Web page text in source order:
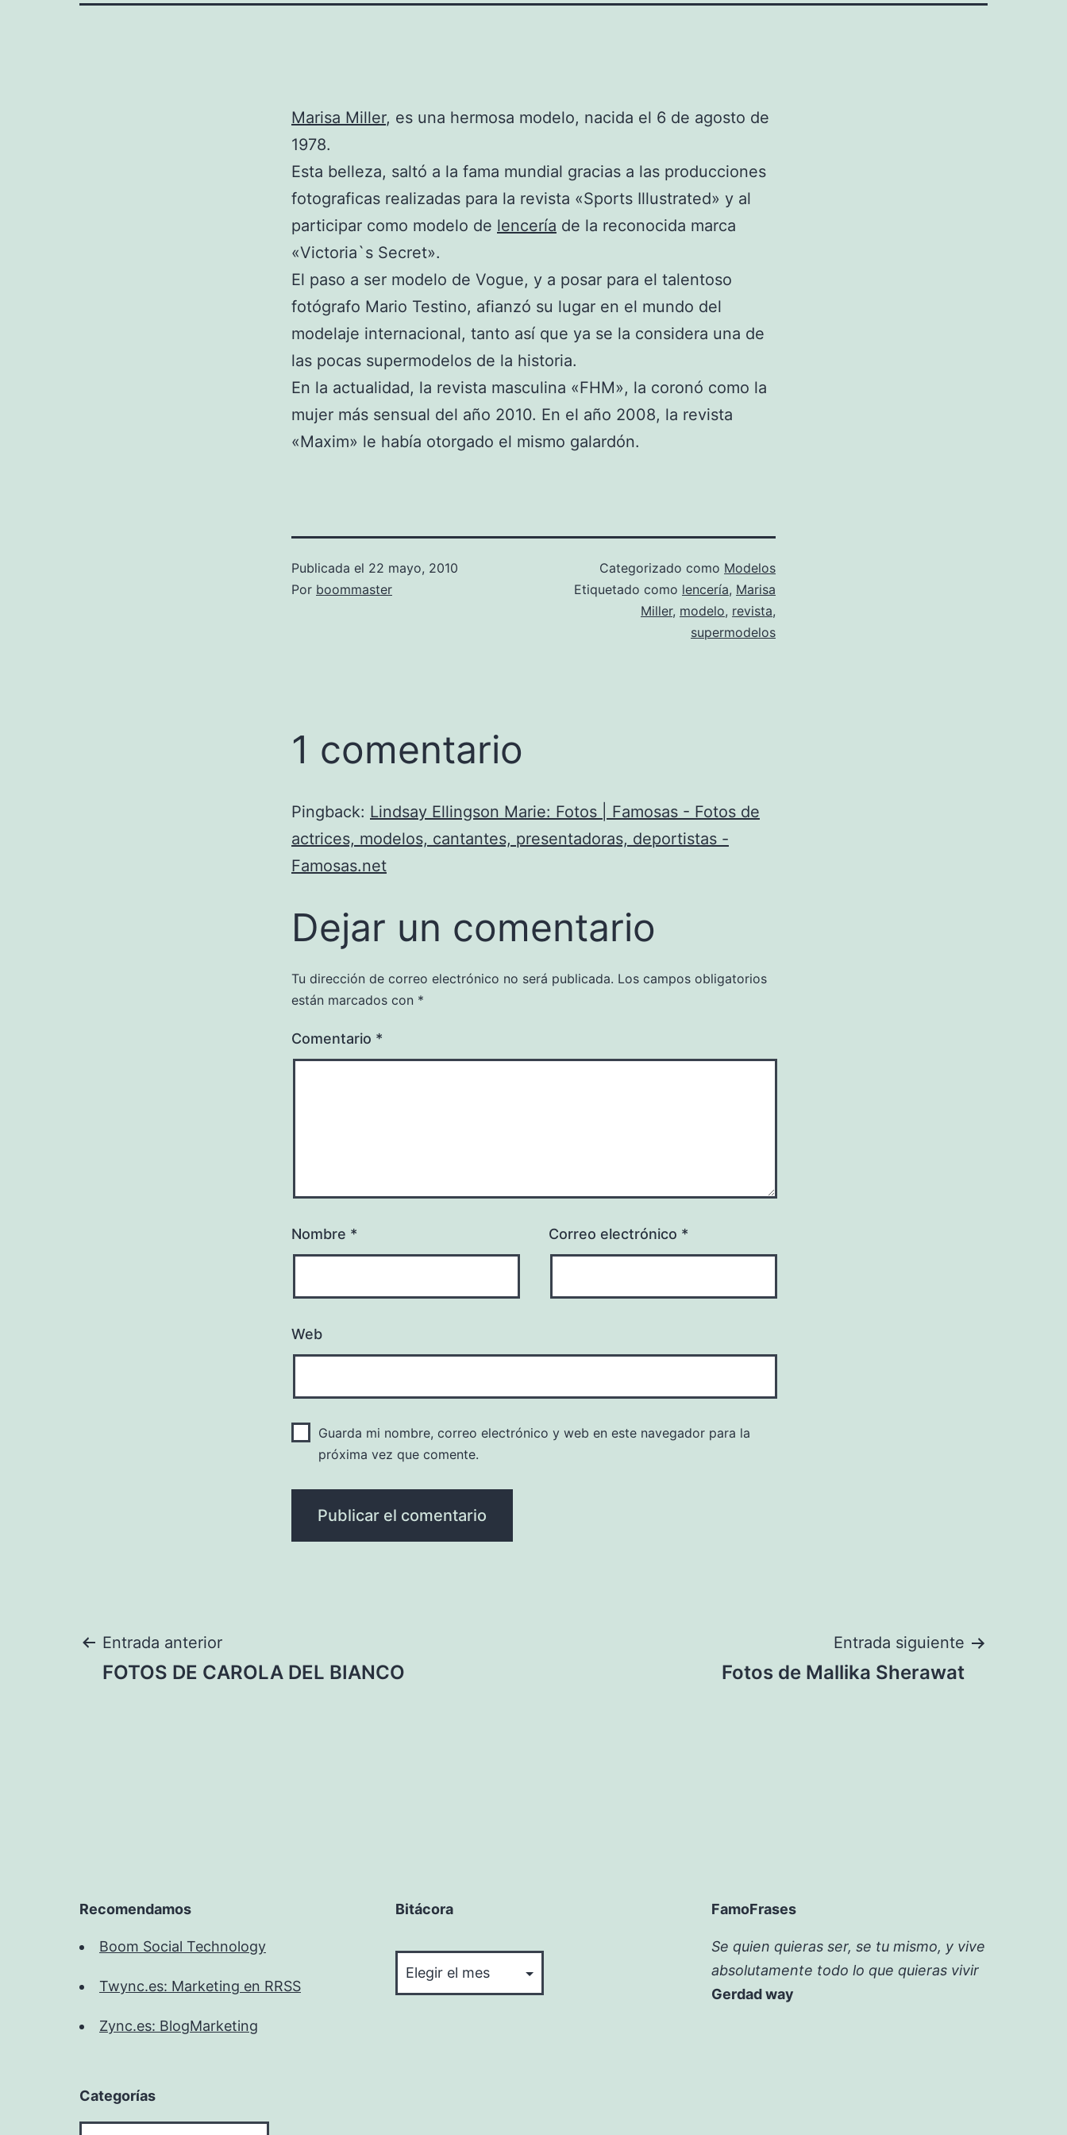
Marisa Miller, es una hermosa modelo, nacida el 6 de agosto de
1978.
Esta belleza, saltó a la fama mundial gracias a las producciones
fotograficas realizadas para la revista «Sports Illustrated» y al
participar como modelo de lencería de la reconocida marca
«Victoria`s Secret».
El paso a ser modelo de Vogue, y a posar para el talentoso
fotógrafo Mario Testino, afianzó su lugar en el mundo del
modelaje internacional, tanto así que ya se la considera una de
las pocas supermodelos de la historia.
En la actualidad, la revista masculina «FHM», la coronó como la
mujer más sensual del año 2010. En el año 2008, la revista
«Maxim» le había otorgado el mismo galardón.
Publicada el 22 mayo, 2010
Por boommaster
Categorizado como Modelos
Etiquetado como lencería, Marisa
Miller, modelo, revista,
supermodelos
1 comentario
Pingback: Lindsay Ellingson Marie: Fotos | Famosas - Fotos de
actrices, modelos, cantantes, presentadoras, deportistas -
Famosas.net
Dejar un comentario
Tu dirección de correo electrónico no será publicada. Los campos obligatorios
están marcados con *
Comentario *
Nombre * Correo electrónico *
Web
Guarda mi nombre, correo electrónico y web en este navegador para la
próxima vez que comente.
Navegación
Entrada anterior
FOTOS DE CAROLA DEL BIANCO
Entrada siguiente
Fotos de Mallika Sherawat
Recomendamos
Boom Social Technology
Twync.es: Marketing en RRSS
Zync.es: BlogMarketing
Bitácora FamoFrases
Se quien quieras ser, se tu mismo, y vive
absolutamente todo lo que quieras vivir
Gerdad way
Categorías